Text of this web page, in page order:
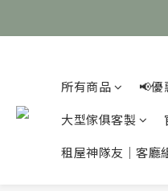
所有商品 📢優
大型傢俱客製
租屋神隊友｜客廳